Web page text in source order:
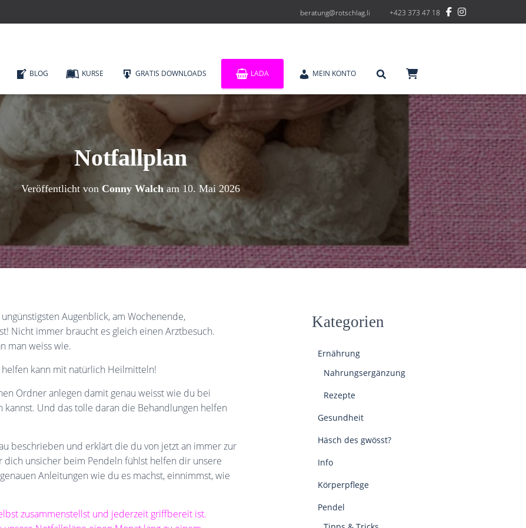
beratung@rotschlag.li +423 373 47 18
BLOG KURSE GRATIS DOWNLOADS LADA MEIN KONTO
Notfallplan
Veröffentlicht von Conny Walch am 10. Mai 2026
Augenblick, am Wochenende,
Nicht immer braucht es gleich einen Arztbesuch.
man weiss wie.
kann mit natürlich Heilmitteln!
Ordner anlegen damit genau weisst wie du bei
Und das tolle daran die Behandlungen helfen
beschrieben und erklärt die du von jetzt an immer zur
unsicher beim Pendeln fühlst helfen dir unsere
Anleitungen wie du es machst, einnimmst, wie
zusammenstellst und jederzeit griffbereit ist.
Kategorien
Ernährung
Nahrungsergänzung
Rezepte
Gesundheit
Häsch des gwösst?
Info
Körperpflege
Pendel